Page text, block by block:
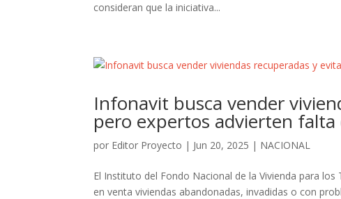
consideran que la iniciativa...
Infonavit busca vender
pero expertos advierten falta
por Editor Proyecto | Jun 20, 2025 | NACIONAL
El Instituto del Fondo Nacional de la Vivienda para
en venta viviendas abandonadas, invadidas o con